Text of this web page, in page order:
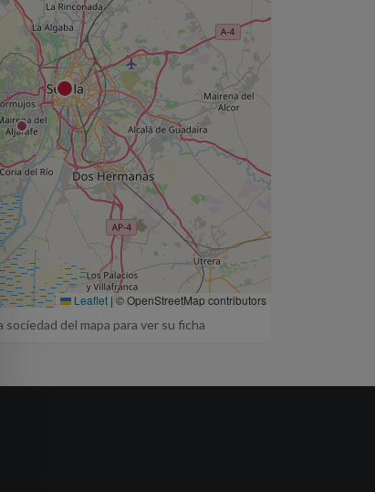
Leaflet | © OpenStreetMap contributors
del mapa para ver su ficha